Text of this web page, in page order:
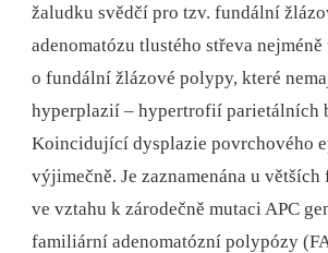
žaludku svědčí pro tzv. fundální
adenomatózu tlustého střeva
o fundální žlázové polypy, které
hyperplazií –⁠ hypertrofií parietálních
Koincidující dysplazie povrchového
výjimečně. Je zaznamenána u
ve vztahu k zárodečně mutaci APC
familiární adenomatózní polypózy